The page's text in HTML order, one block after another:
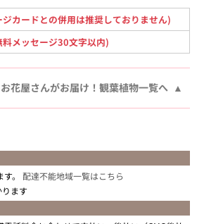
カードとの併用は推奨しておりません)
メッセージ30文字以内)
お花屋さんがお届け！観葉植物一覧へ
。 配達不能地域一覧はこちら
ます